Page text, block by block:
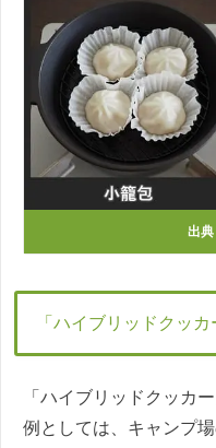
出典
「ハイブリッドクッ
「ハイブリッドクッカ
例としては、キャンプ